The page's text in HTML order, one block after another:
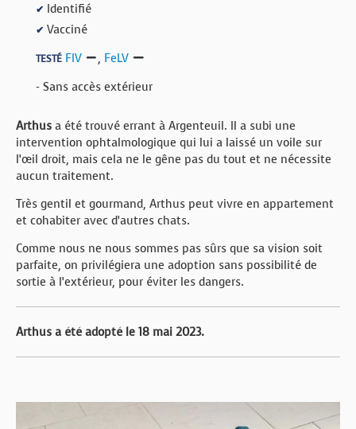
✔ Identifié
✔ Vacciné
TESTÉ FIV , FeLV
- Sans accès extérieur
Arthus a été trouvé errant à Argenteuil. Il a subi une
intervention ophtalmologique qui lui a laissé un voile sur
l’œil droit, mais cela ne le gêne pas du tout et ne nécessite
aucun traitement.
Très gentil et gourmand, Arthus peut vivre en appartement
et cohabiter avec d’autres chats.
Comme nous ne nous sommes pas sûrs que sa vision soit
parfaite, on privilégiera une adoption sans possibilité de
sortie à l’extérieur, pour éviter les dangers.
Arthus a été adopté le 18 mai 2023.